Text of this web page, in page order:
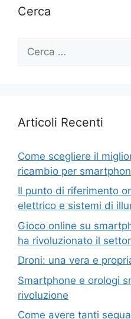
Cerca
per:
Articoli Recenti
Come scegliere il
ricambio per
Il punto di riferimento
elettrico e sistemi di
Gioco online su
ha rivoluzionato il
Droni: una vera e
Smartphone e orologi
rivoluzione
Come avere tanti